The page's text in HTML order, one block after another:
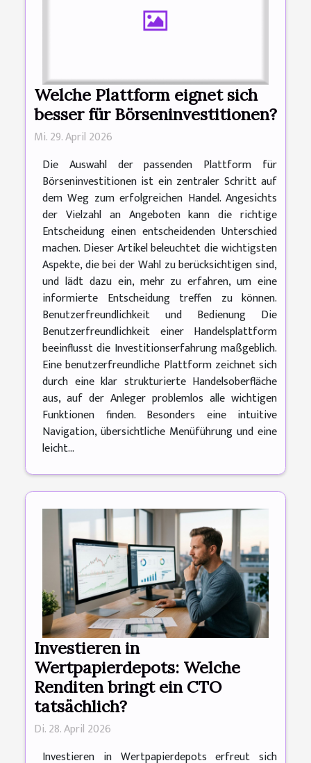
Welche Plattform eignet sich
besser für Börseninvestitionen?
Mi. 29. April 2026
Die Auswahl der passenden Plattform für
Börseninvestitionen ist ein zentraler Schritt auf
dem Weg zum erfolgreichen Handel. Angesichts
der Vielzahl an Angeboten kann die richtige
Entscheidung einen entscheidenden Unterschied
machen. Dieser Artikel beleuchtet die wichtigsten
Aspekte, die bei der Wahl zu berücksichtigen sind,
und lädt dazu ein, mehr zu erfahren, um eine
informierte Entscheidung treffen zu können.
Benutzerfreundlichkeit und Bedienung Die
Benutzerfreundlichkeit einer Handelsplattform
beeinflusst die Investitionserfahrung maßgeblich.
Eine benutzerfreundliche Plattform zeichnet sich
durch eine klar strukturierte Handelsoberfläche
aus, auf der Anleger problemlos alle wichtigen
Funktionen finden. Besonders eine intuitive
Navigation, übersichtliche Menüführung und eine
leicht...
Investieren in
Wertpapierdepots: Welche
Renditen bringt ein CTO
tatsächlich?
Di. 28. April 2026
Investieren in Wertpapierdepots erfreut sich